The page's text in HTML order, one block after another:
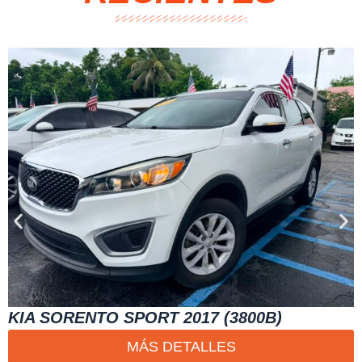
KIA SORENTO SPORT 2017 (3800B)
MÁS DETALLES